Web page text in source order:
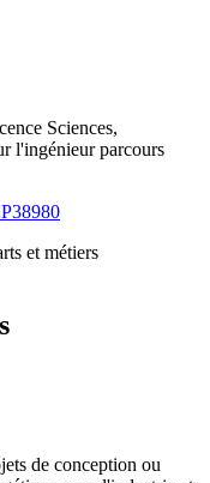
Sciences,
l'ingénieur parcours
et métiers
de conception ou